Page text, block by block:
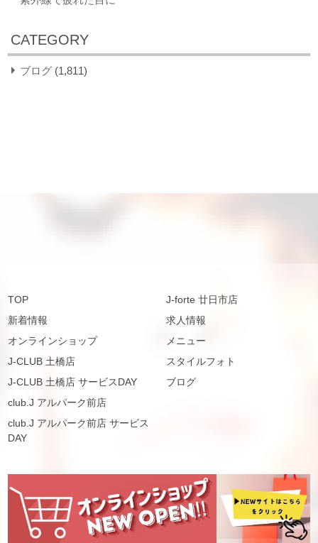
CATEGORY
ブログ (1,811)
TOP
新着情報
オンラインショップ
J-CLUB 土橋店
J-CLUB 土橋店 サービスDAY
club.J アルパーク前店
club.J アルパーク前店 サービス
DAY
J-forte 廿日市店
求人情報
メニュー
スタイルフォト
ブログ